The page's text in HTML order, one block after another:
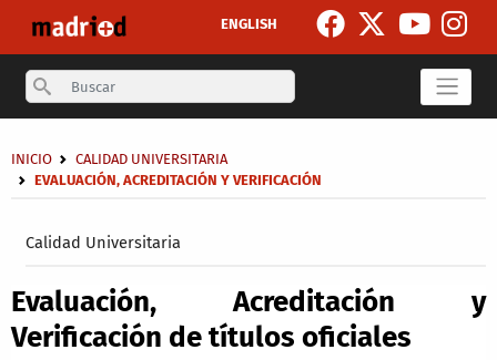
ENGLISH
Search
Calidad Universitaria
Sobrescribir enlaces de ayuda a la navegación
INICIO
CALIDAD UNIVERSITARIA
EVALUACIÓN, ACREDITACIÓN Y VERIFICACIÓN
Evaluación, Acreditación y
Verificación de títulos oficiales